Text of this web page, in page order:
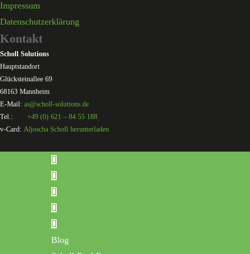
Impressum
Datenschutzerklärung
Kontakt
Scholl Solutions
Hauptstandort
Glücksteinallee 69
68163 Mannheim
E-Mail: as@scholl-solutions.de
Tel.: +49 (0) 621 – 84 55 188
v-Card: Aljoscha Scholl herunterladen
Blog